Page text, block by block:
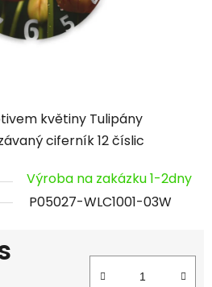
květiny Tulipány
ciferník 12 číslic
Výroba na zakázku 1-2dny
P05027-WLC1001-03W